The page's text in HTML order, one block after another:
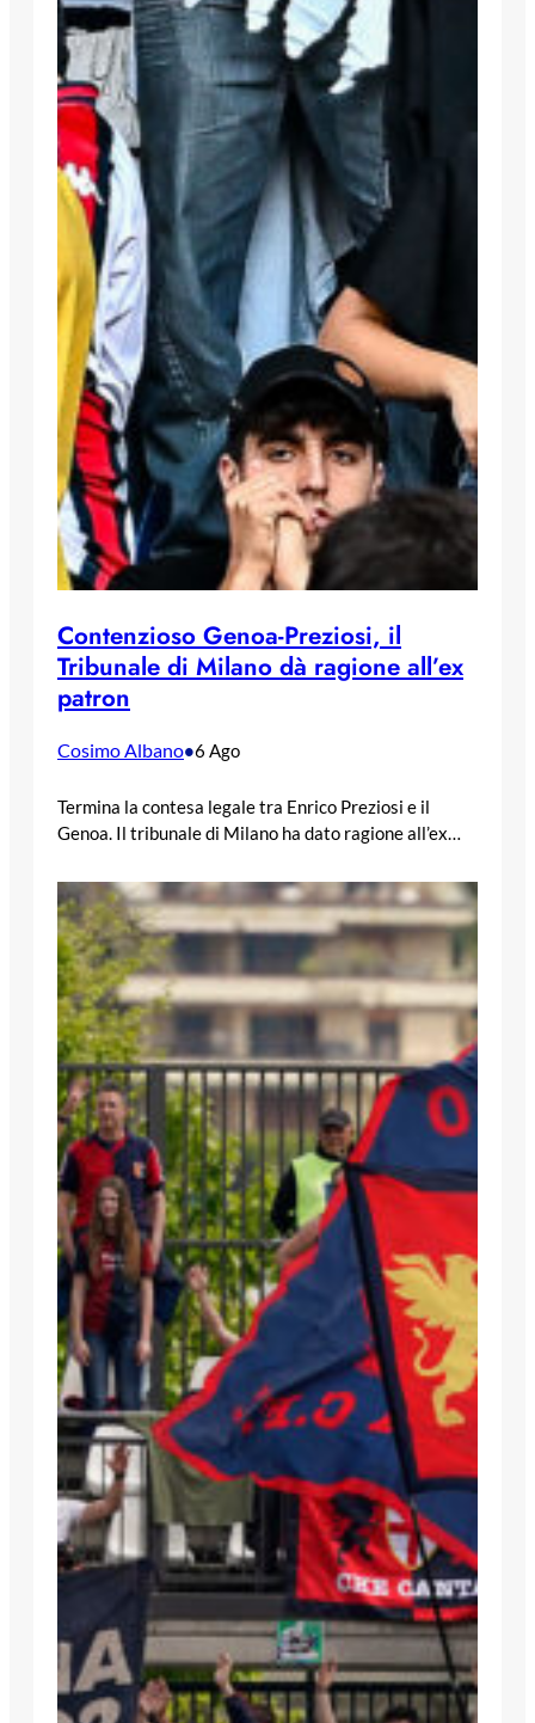
Contenzioso Genoa-Preziosi, il
Tribunale di Milano dà ragione all’ex
patron
Cosimo Albano•6 Ago
Termina la contesa legale tra Enrico Preziosi e il
Genoa. Il tribunale di Milano ha dato ragione all’ex…